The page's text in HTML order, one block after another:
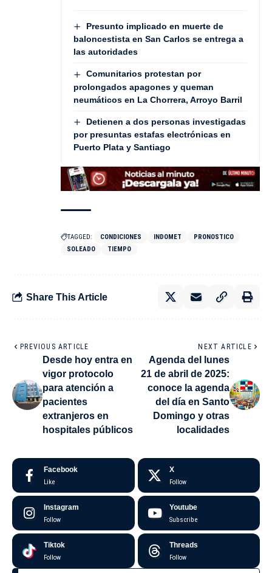
Presunto implicado en muerte de
baloncestista en San Carlos se entrega a
las autoridades
Comunitarios protestan por
prolongados apagones y queman
neumáticos en La Chorrera, Arroyo Barril
Detienen a dos personas investigadas
por presuntas estafas electrónicas en
Puerto Plata y Santiago
TAGGED: CONDICIONES INDOMET
PRONOSTICO
SOLEADO
TIEMPO
Share This Article
PREVIOUS ARTICLE
Desde hoy entra en
vigor protocolo
para atención a
pacientes
extranjeros en
hospitales públicos
NEXT ARTICLE
Agenda del lunes
21 de abril de 2025:
conoce la agenda
del día en Santo
Domingo y otras
localidades
Facebook
Like
X
Follow
Instagram
Follow
Youtube
Subscribe
Tiktok
Follow
Threads
Follow